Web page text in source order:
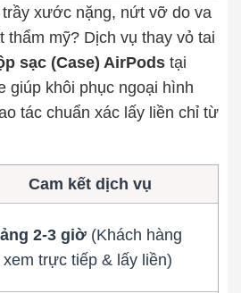
Thay kính lưng Thay vỏ Thay chân sạc
Thay rung Thay main Unlock - Mở Khoá
hình
Màn hình Samsung
xước nặng, nứt vỡ do va
thẩm mỹ? Dịch vụ thay vỏ tai
sạc (Case) AirPods tại
giúp khôi phục ngoại hình
tác chuẩn xác lấy liền chỉ từ
Cam kết dịch vụ
2-3 giờ (Khách hàng
xem trực tiếp & lấy liền)